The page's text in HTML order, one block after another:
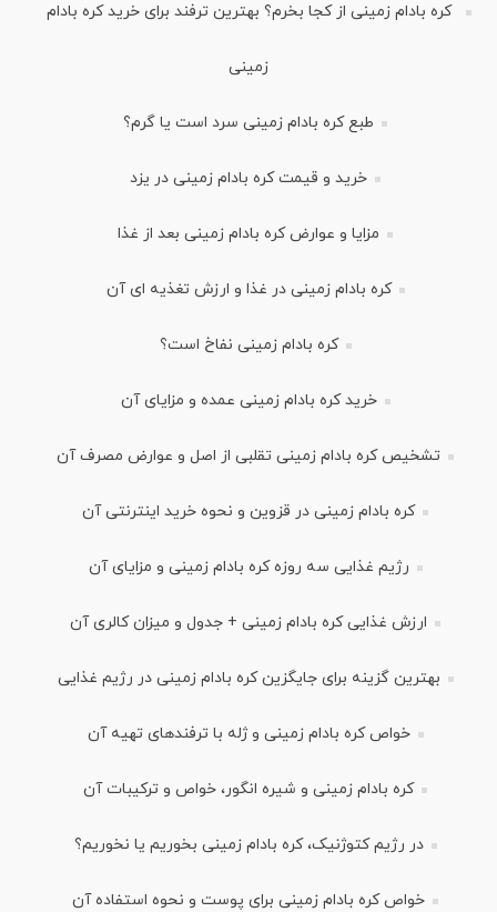
کره بادام زمینی از کجا بخرم؟ بهترین ترفند برای خرید کره بادام
زمینی
طبع کره بادام زمینی سرد است یا گرم؟
خرید و قیمت کره بادام زمینی در یزد
مزایا و عوارض کره بادام زمینی بعد از غذا
کره بادام زمینی در غذا و ارزش تغذیه ای آن
کره بادام زمینی نفاخ است؟
خرید کره بادام زمینی عمده و مزایای آن
تشخیص کره بادام زمینی تقلبی از اصل و عوارض مصرف آن
کره بادام زمینی در قزوین و نحوه خرید اینترنتی آن
رژیم غذایی سه روزه کره بادام زمینی و مزایای آن
ارزش غذایی کره بادام زمینی + جدول و میزان کالری آن
بهترین گزینه برای جایگزین کره بادام زمینی در رژیم غذایی
خواص کره بادام زمینی و ژله با ترفندهای تهیه آن
کره بادام زمینی و شیره انگور، خواص و ترکیبات آن
در رژیم کتوژنیک، کره بادام زمینی بخوریم یا نخوریم؟
خواص کره بادام زمینی برای پوست و نحوه استفاده آن